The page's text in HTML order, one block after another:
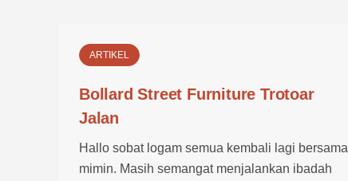
ARTIKEL
Bollard Street Furniture Trotoar
Jalan
Hallo sobat logam semua kembali lagi bersama
mimin. Masih semangat menjalankan ibadah